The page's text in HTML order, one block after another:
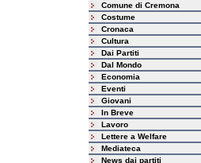
Comune di Cremona
Costume
Cronaca
Cultura
Dai Partiti
Dal Mondo
Economia
Eventi
Giovani
In Breve
Lavoro
Lettere a Welfare
Mediateca
News dai partiti